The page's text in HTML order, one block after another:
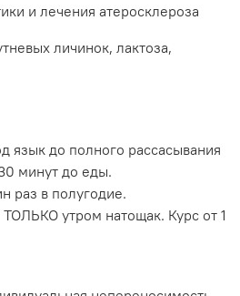
и лечения атеросклероза
личинок, лактоза,
язык до полного рассасывания
минут до еды.
раз в полугодие.
утром натощак. Курс от 1